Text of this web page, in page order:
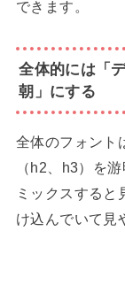
できます。
全体的には「
朝」にする
全体のフォント
（h2、h3）を
ミックスすると
け込んでいて見